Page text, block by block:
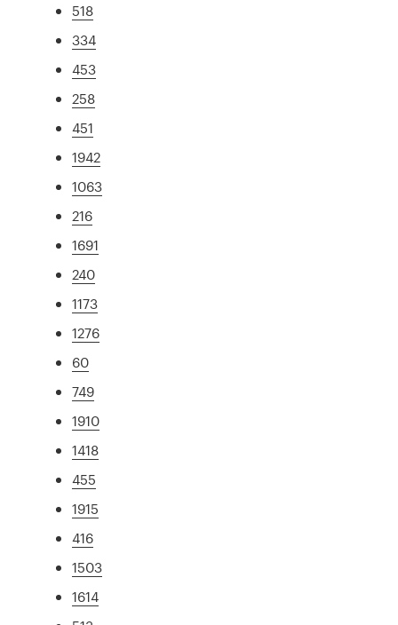
518
334
453
258
451
1942
1063
216
1691
240
1173
1276
60
749
1910
1418
455
1915
416
1503
1614